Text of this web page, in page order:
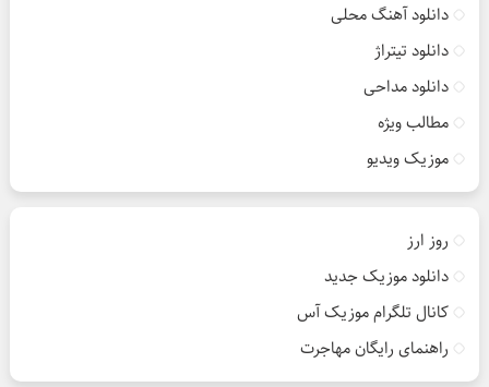
دانلود آهنگ محلی
دانلود تیتراژ
دانلود مداحی
مطالب ویژه
موزیک ویدیو
روز ارز
دانلود موزیک جدید
کانال تلگرام موزیک آس
راهنمای رایگان مهاجرت